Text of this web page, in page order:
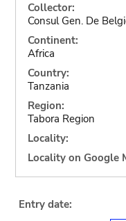
Collector:
Consul Gen. De
Continent:
Africa
Country:
Tanzania
Region:
Tabora Region
Locality:
Locality on Google
Entry date: